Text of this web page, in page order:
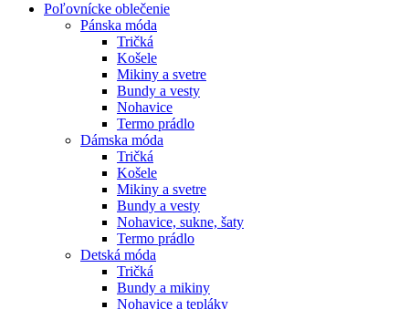
Poľovnícke oblečenie
Pánska móda
Tričká
Košele
Mikiny a svetre
Bundy a vesty
Nohavice
Termo prádlo
Dámska móda
Tričká
Košele
Mikiny a svetre
Bundy a vesty
Nohavice, sukne, šaty
Termo prádlo
Detská móda
Tričká
Bundy a mikiny
Nohavice a tepláky